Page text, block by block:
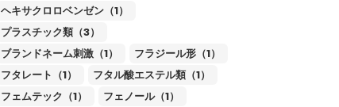
ヘキサクロロベンゼン（1）
プラスチック類（3）
ブランドネーム刺激（1）
フラジール形（1）
フタレート（1）
フタル酸エステル類（1）
フェムテック（1）
フェノール（1）